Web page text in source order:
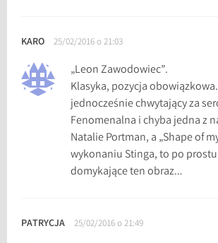
KARO 25/02/2016 o 21:03
„Leon Zawodowiec”.
Klasyka, pozycja
jednocześnie chwytający za
Fenomenalna i chyba jedna z
Natalie Portman, a „Shape of
wykonaniu Stinga, to po
domykające ten obraz…
PATRYCJA 25/02/2016 o 21:49